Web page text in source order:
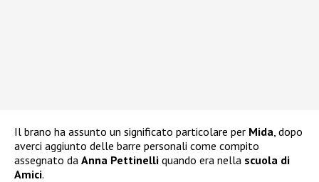
Il brano ha assunto un significato particolare per Mida , dopo
averci aggiunto delle barre personali come compito
assegnato da Anna Pettinelli quando era nella scuola di
Amici.